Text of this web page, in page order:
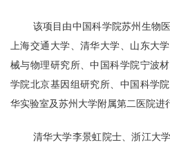
该项目由中国科学院苏州生物
上海交通大学、清华大学、山东大
械与物理研究所、中国科学院宁波
学院北京基因组研究所、中国科学
华实验室及苏州大学附属第二医院进
清华大学李景虹院士、浙江大